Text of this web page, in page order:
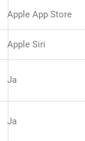
Apple App Store
Apple Siri
Ja
Ja